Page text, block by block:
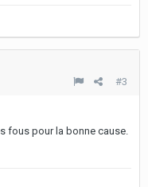
#3
fous pour la bonne cause.